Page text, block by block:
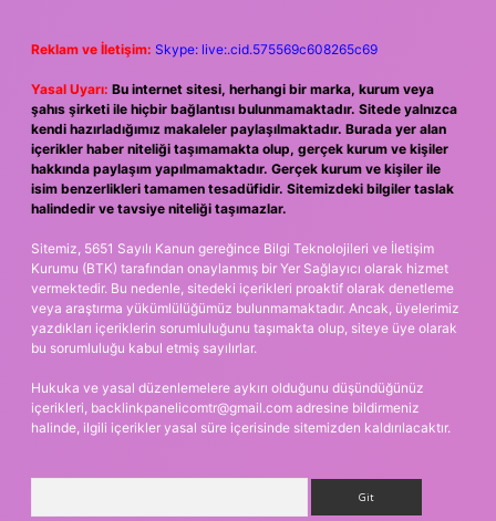
Reklam ve İletişim: Skype: live:.cid.575569c608265c69
Yasal Uyarı: Bu internet sitesi, herhangi bir marka, kurum veya
şahıs şirketi ile hiçbir bağlantısı bulunmamaktadır. Sitede yalnızca
kendi hazırladığımız makaleler paylaşılmaktadır. Burada yer alan
içerikler haber niteliği taşımamakta olup, gerçek kurum ve kişiler
hakkında paylaşım yapılmamaktadır. Gerçek kurum ve kişiler ile
isim benzerlikleri tamamen tesadüfidir. Sitemizdeki bilgiler taslak
halindedir ve tavsiye niteliği taşımazlar.
Sitemiz, 5651 Sayılı Kanun gereğince Bilgi Teknolojileri ve İletişim
Kurumu (BTK) tarafından onaylanmış bir Yer Sağlayıcı olarak hizmet
vermektedir. Bu nedenle, sitedeki içerikleri proaktif olarak denetleme
veya araştırma yükümlülüğümüz bulunmamaktadır. Ancak, üyelerimiz
yazdıkları içeriklerin sorumluluğunu taşımakta olup, siteye üye olarak
bu sorumluluğu kabul etmiş sayılırlar.
Hukuka ve yasal düzenlemelere aykırı olduğunu düşündüğünüz
içerikleri, backlinkpanelicomtr@gmail.com adresine bildirmeniz
halinde, ilgili içerikler yasal süre içerisinde sitemizden kaldırılacaktır.